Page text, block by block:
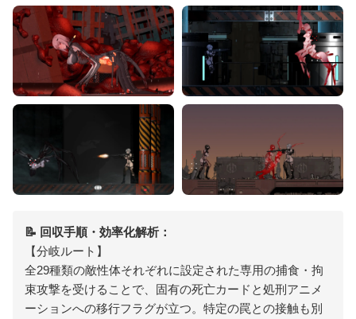
📝 回収手順・効率化解析：
【分岐ルート】
全29種類の敵性体それぞれに設定された専用の捕食・拘
束攻撃を受けることで、固有の死亡カードと処刑アニメ
ーションへの移行フラグが立つ。特定の罠との接触も別